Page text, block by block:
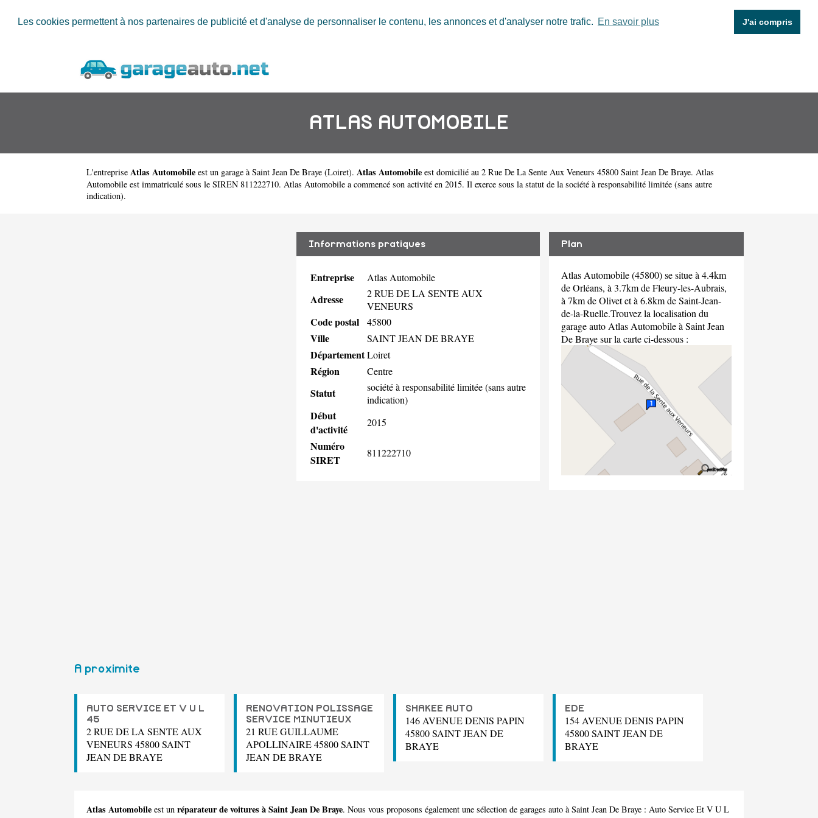
Les cookies permettent à nos partenaires de publicité et d'analyse de personnaliser le contenu, les annonces et d'analyser notre trafic. En savoir plus J'ai compris
ATLAS AUTOMOBILE
L'entreprise Atlas Automobile est un garage à Saint Jean De Braye (Loiret). Atlas Automobile est domicilié au 2 Rue De La Sente Aux Veneurs 45800 Saint Jean De Braye. Atlas
Automobile est immatriculé sous le SIREN 811222710. Atlas Automobile a commencé son activité en 2015. Il exerce sous la statut de la société à responsabilité limitée (sans autre
indication).
Informations pratiques
Entreprise Atlas Automobile
Adresse
2 RUE DE LA SENTE AUX
VENEURS
Code postal 45800
Ville SAINT JEAN DE BRAYE
DépartementLoiret
Région Centre
Statut
société à responsabilité limitée (sans autre
indication)
Début
d'activité
2015
Numéro
SIRET
811222710
Plan
Atlas Automobile (45800) se situe à 4.4km
de Orléans, à 3.7km de Fleury-les-Aubrais,
à 7km de Olivet et à 6.8km de Saint-Jean-
de-la-Ruelle.Trouvez la localisation du
garage auto Atlas Automobile à Saint Jean
De Braye sur la carte ci-dessous :
A proximite
AUTO SERVICE ET V U L
45
2 RUE DE LA SENTE AUX
VENEURS 45800 SAINT
JEAN DE BRAYE
RENOVATION POLISSAGE
SERVICE MINUTIEUX
21 RUE GUILLAUME
APOLLINAIRE 45800 SAINT
JEAN DE BRAYE
SHAKEE AUTO
146 AVENUE DENIS PAPIN
45800 SAINT JEAN DE
BRAYE
EDE
154 AVENUE DENIS PAPIN
45800 SAINT JEAN DE
BRAYE
Atlas Automobile est un réparateur de voitures à Saint Jean De Braye. Nous vous proposons également une sélection de garages auto à Saint Jean De Braye : Auto Service Et V U L